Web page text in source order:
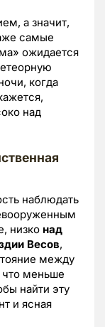
а значит,
самые
ожидается
когда
над
наблюдать
низко над
Весов,
между
что меньше
найти эту
и ясная